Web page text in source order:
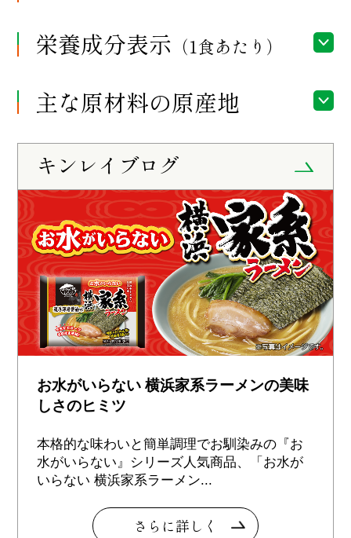
栄養成分表示 （1食あたり）
主な原材料の原産地
キンレイブログ
お水がいらない 横浜家系ラーメンの美味
しさのヒミツ
本格的な味わいと簡単調理でお馴染みの『お
水がいらない』シリーズ人気商品、「お水が
いらない 横浜家系ラーメン...
さらに詳しく